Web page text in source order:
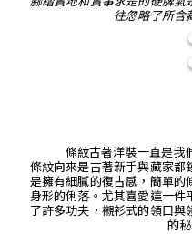
往忽略了所含
條紋古著洋裝一直是我們
條紋向來是古著新手與藏家都
是擁有細膩的復古感，簡單的
身形的俐落。尤其喜愛這一件
了許多功夫，襯衫式的領口
的